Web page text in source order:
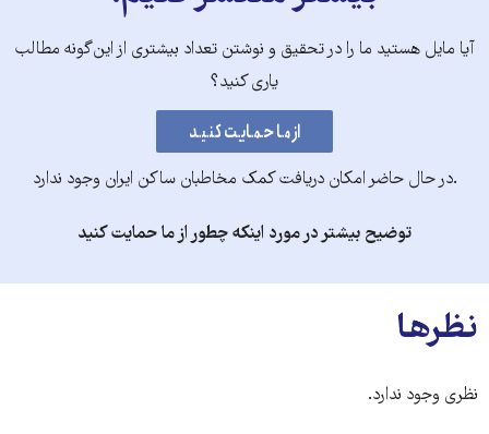
آیا مایل هستید ما را در تحقیق و نوشتن تعداد بیشتری از این‌گونه مطالب
یاری کنید؟
.در حال حاضر امکان دریافت کمک مخاطبان ساکن ایران وجود ندارد
توضیح بیشتر در مورد اینکه چطور از ما حمایت کنید
نظرها
نظری وجود ندارد.